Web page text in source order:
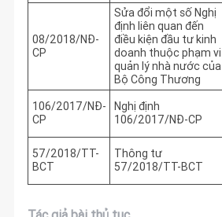
08/2018/NĐ-
CP
Sửa đổi một số Nghị
định liên quan đến
điều kiện đầu tư kinh
doanh thuộc phạm vi
quản lý nhà nước của
Bộ Công Thương
106/2017/NĐ-
CP
Nghị định
106/2017/NĐ-CP
57/2018/TT-
BCT
Thông tư
57/2018/TT-BCT